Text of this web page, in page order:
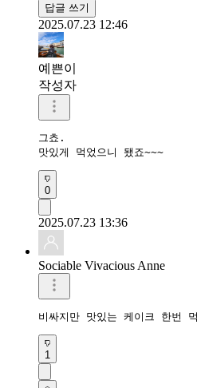
답글 쓰기
2025.07.23 12:46
예쁜이
작성자
그쵸.
맛있게 먹었으니 됐죠~~~
0
2025.07.23 13:36
Sociable Vivacious Anne
비싸지만 맛있는 케이크 한번
1